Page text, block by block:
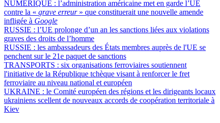
NUMÉRIQUE : l’administration américaine met en garde l’UE
contre la « grave erreur» que constituerait une nouvelle amende
infligée à Google
RUSSIE : l’UE prolonge d’un an les sanctions liées aux violations
graves des droits de l’homme
RUSSIE : les ambassadeurs des États membres auprès de l'UE se
penchent sur le 21e paquet de sanctions
TRANSPORTS : six organisations ferroviaires soutiennent
l'initiative de la République tchèque visant à renforcer le fret
ferroviaire au niveau national et européen
UKRAINE : le Comité européen des régions et les dirigeants locaux
ukrainiens scellent de nouveaux accords de coopération territoriale à
Kiev